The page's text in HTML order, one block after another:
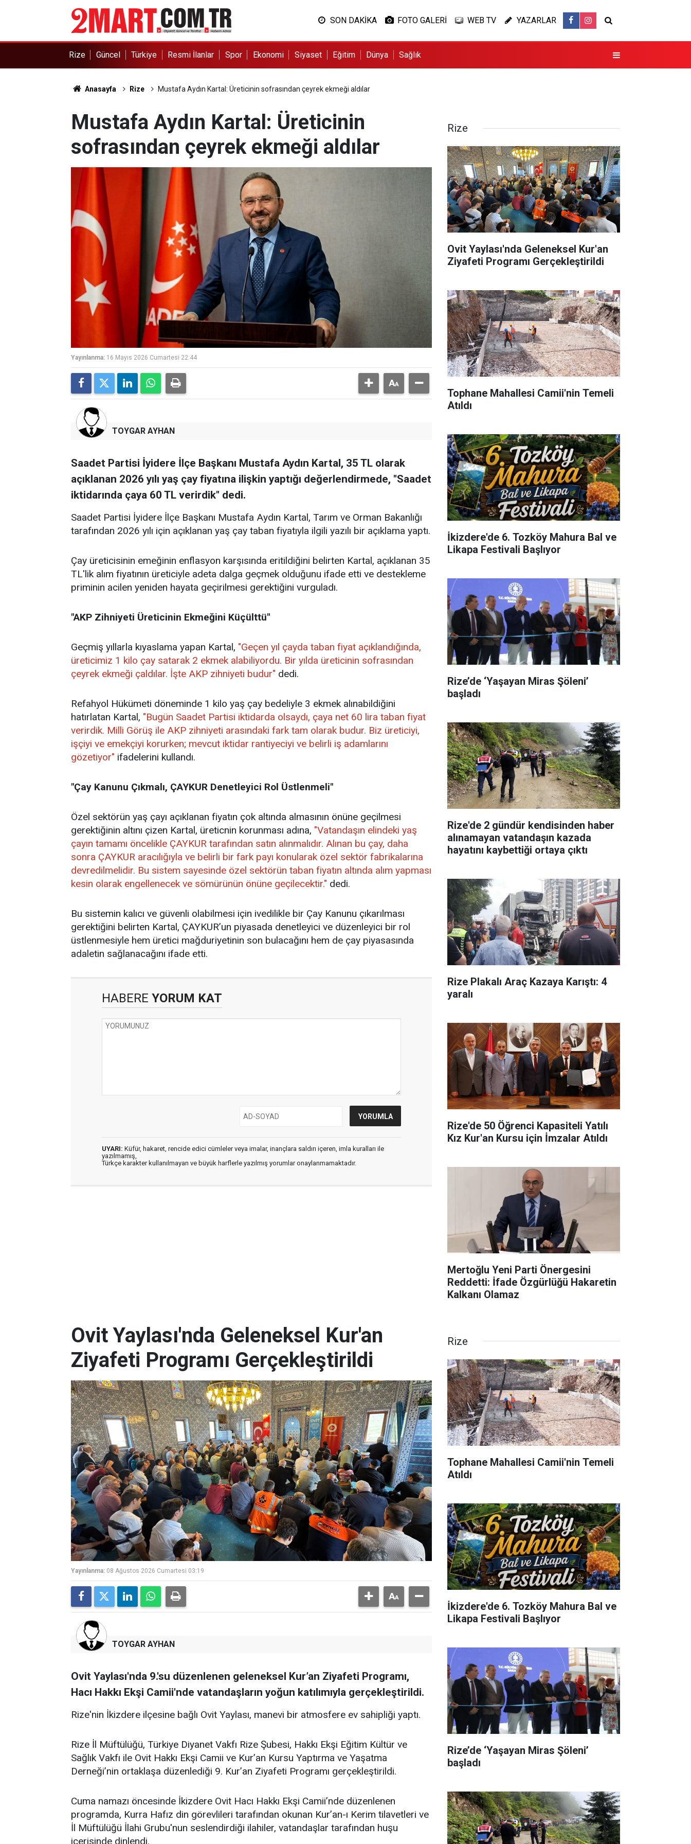
SON DAKİKA FOTO GALERİ WEB TV YAZARLAR
Rize Güncel Türkiye Resmi İlanlar Spor Ekonomi Siyaset Eğitim Dünya Sağlık
Anasayfa Rize Mustafa Aydın Kartal: Üreticinin sofrasından çeyrek ekmeği aldılar
Mustafa Aydın Kartal: Üreticinin
sofrasından çeyrek ekmeği aldılar
Yayınlanma: 16 Mayıs 2026 Cumartesi 22:44
TOYGAR AYHAN
Saadet Partisi İyidere İlçe Başkanı Mustafa Aydın Kartal, 35 TL olarak
açıklanan 2026 yılı yaş çay fiyatına ilişkin yaptığı değerlendirmede, "Saadet
iktidarında çaya 60 TL verirdik" dedi.
Saadet Partisi İyidere İlçe Başkanı Mustafa Aydın Kartal, Tarım ve Orman Bakanlığı
tarafından 2026 yılı için açıklanan yaş çay taban fiyatıyla ilgili yazılı bir açıklama yaptı.
Çay üreticisinin emeğinin enflasyon karşısında eritildiğini belirten Kartal, açıklanan 35
TL'lik alım fiyatının üreticiyle adeta dalga geçmek olduğunu ifade etti ve destekleme
priminin acilen yeniden hayata geçirilmesi gerektiğini vurguladı.
"AKP Zihniyeti Üreticinin Ekmeğini Küçülttü"
Geçmiş yıllarla kıyaslama yapan Kartal, "Geçen yıl çayda taban fiyat açıklandığında,
üreticimiz 1 kilo çay satarak 2 ekmek alabiliyordu. Bir yılda üreticinin sofrasından
çeyrek ekmeği çaldılar. İşte AKP zihniyeti budur" dedi.
Refahyol Hükümeti döneminde 1 kilo yaş çay bedeliyle 3 ekmek alınabildiğini
hatırlatan Kartal, "Bugün Saadet Partisi iktidarda olsaydı, çaya net 60 lira taban fiyat
verirdik. Milli Görüş ile AKP zihniyeti arasındaki fark tam olarak budur. Biz üreticiyi,
işçiyi ve emekçiyi korurken; mevcut iktidar rantiyeciyi ve belirli iş adamlarını
gözetiyor" ifadelerini kullandı.
"Çay Kanunu Çıkmalı, ÇAYKUR Denetleyici Rol Üstlenmeli"
Özel sektörün yaş çayı açıklanan fiyatın çok altında almasının önüne geçilmesi
gerektiğinin altını çizen Kartal, üreticnin korunması adına, "Vatandaşın elindeki yaş
çayın tamamı öncelikle ÇAYKUR tarafından satın alınmalıdır. Alınan bu çay, daha
sonra ÇAYKUR aracılığıyla ve belirli bir fark payı konularak özel sektör fabrikalarına
devredilmelidir. Bu sistem sayesinde özel sektörün taban fiyatın altında alım yapması
kesin olarak engellenecek ve sömürünün önüne geçilecektir." dedi.
Bu sistemin kalıcı ve güvenli olabilmesi için ivedilikle bir Çay Kanunu çıkarılması
gerektiğini belirten Kartal, ÇAYKUR’un piyasada denetleyici ve düzenleyici bir rol
üstlenmesiyle hem üretici mağduriyetinin son bulacağını hem de çay piyasasında
adaletin sağlanacağını ifade etti.
HABERE YORUM KAT
UYARI: Küfür, hakaret, rencide edici cümleler veya imalar, inançlara saldırı içeren, imla kuralları ile
yazılmamış,
Türkçe karakter kullanılmayan ve büyük harflerle yazılmış yorumlar onaylanmamaktadır.
Rize
Ovit Yaylası'nda Geleneksel Kur'an
Ziyafeti Programı Gerçekleştirildi
Tophane Mahallesi Camii'nin Temeli
Atıldı
İkizdere'de 6. Tozköy Mahura Bal ve
Likapa Festivali Başlıyor
Rize’de ‘Yaşayan Miras Şöleni’
başladı
Rize'de 2 gündür kendisinden haber
alınamayan vatandaşın kazada
hayatını kaybettiği ortaya çıktı
Rize Plakalı Araç Kazaya Karıştı: 4
yaralı
Rize'de 50 Öğrenci Kapasiteli Yatılı
Kız Kur'an Kursu için İmzalar Atıldı
Mertoğlu Yeni Parti Önergesini
Reddetti: İfade Özgürlüğü Hakaretin
Kalkanı Olamaz
Ovit Yaylası'nda Geleneksel Kur'an
Ziyafeti Programı Gerçekleştirildi
Yayınlanma: 08 Ağustos 2026 Cumartesi 03:19
TOYGAR AYHAN
Ovit Yaylası'nda 9.'su düzenlenen geleneksel Kur’an Ziyafeti Programı,
Hacı Hakkı Ekşi Camii'nde vatandaşların yoğun katılımıyla gerçekleştirildi.
Rize'nin İkizdere ilçesine bağlı Ovit Yaylası, manevi bir atmosfere ev sahipliği yaptı.
Rize İl Müftülüğü, Türkiye Diyanet Vakfı Rize Şubesi, Hakkı Ekşi Eğitim Kültür ve
Sağlık Vakfı ile Ovit Hakkı Ekşi Camii ve Kur’an Kursu Yaptırma ve Yaşatma
Derneği’nin ortaklaşa düzenlediği 9. Kur’an Ziyafeti Programı gerçekleştirildi.
Cuma namazı öncesinde İkizdere Ovit Hacı Hakkı Ekşi Camii’nde düzenlenen
programda, Kurra Hafız din görevlileri tarafından okunan Kur’an-ı Kerim tilavetleri ve
İl Müftülüğü İlahi Grubu'nun seslendirdiği ilahiler, vatandaşlar tarafından huşu
içerisinde dinlendi.
Rize
Tophane Mahallesi Camii'nin Temeli
Atıldı
İkizdere'de 6. Tozköy Mahura Bal ve
Likapa Festivali Başlıyor
Rize’de ‘Yaşayan Miras Şöleni’
başladı